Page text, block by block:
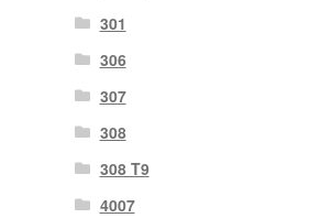
301
306
307
308
308 T9
4007